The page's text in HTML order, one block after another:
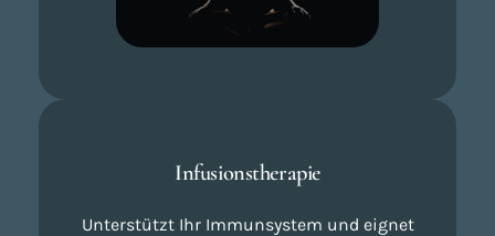
Infusionstherapie
Unterstützt Ihr Immunsystem und eignet